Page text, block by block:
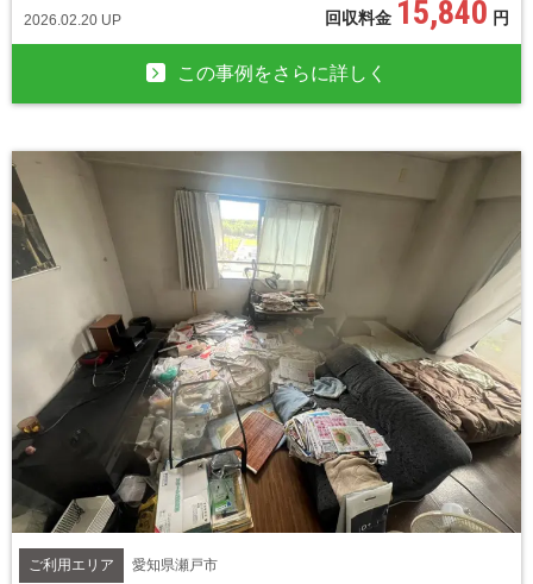
2026.02.20 UP 回収料金 15,840 円
この事例をさらに詳しく
ご利用エリア 愛知県瀬戸市